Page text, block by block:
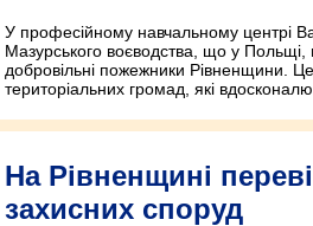
У професійному навчальному центрі
Мазурського воєводства, що у Польщі,
добровільні пожежники Рівненщини.
територіальних громад, які
На Рівненщині
захисних споруд